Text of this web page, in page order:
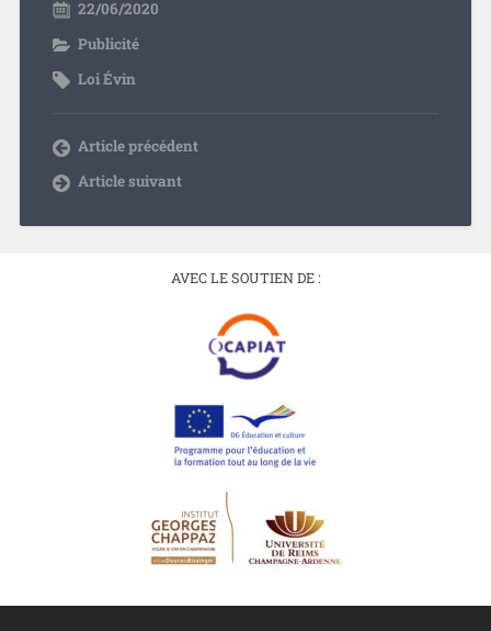
22/06/2020
Publicité
Loi Évin
Article précédent
Article suivant
AVEC LE SOUTIEN DE :